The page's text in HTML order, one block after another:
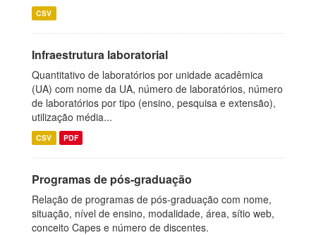
CSV
Infraestrutura laboratorial
Quantitativo de laboratórios por unidade acadêmica
(UA) com nome da UA, número de laboratórios, número
de laboratórios por tipo (ensino, pesquisa e extensão),
utilização média...
CSV PDF
Programas de pós-graduação
Relação de programas de pós-graduação com nome,
situação, nível de ensino, modalidade, área, sítio web,
conceito Capes e número de discentes.